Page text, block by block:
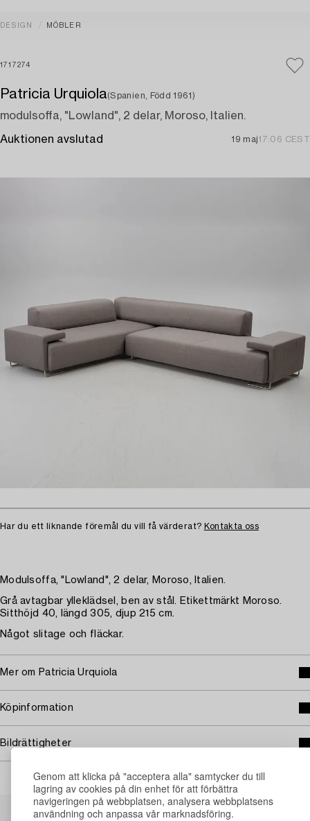
Genom att klicka på "acceptera alla" samtycker du till
lagring av cookies på din enhet för att förbättra
navigeringen på webbplatsen, analysera webbplatsens
användning och anpassa vår marknadsföring.
DESIGN MÖBLER
1717274
Patricia Urquiola(Spanien, Född 1961)
modulsoffa, "Lowland", 2 delar, Moroso, Italien.
Auktionen avslutad 19 maj17:06 CEST
Har du ett liknande föremål du vill få värderat? Kontakta oss
Modulsoffa, "Lowland", 2 delar, Moroso, Italien.
Grå avtagbar ylleklädsel, ben av stål. Etikettmärkt Moroso.
Sitthöjd 40, längd 305, djup 215 cm.
Något slitage och fläckar.
Mer om Patricia Urquiola
Köpinformation
Bildrättigheter
Andra har även tittat på